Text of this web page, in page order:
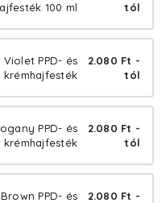
100 ml
tól
PPD- és
2.080 Ft -
tól
PPD- és
2.080 Ft -
tól
PPD- és
2.080 Ft -